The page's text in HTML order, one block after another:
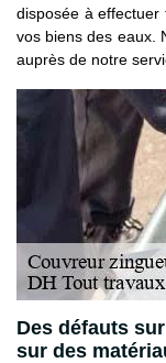
disposée à
vos biens des eaux.
auprès de notre
Des défauts
sur des